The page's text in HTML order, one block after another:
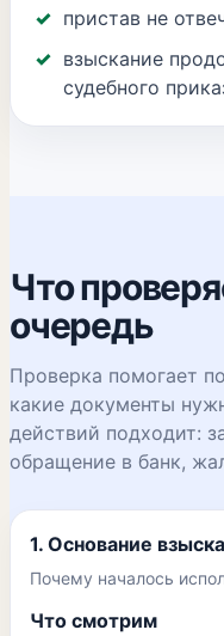
пристав не
взыскание
судебного
Что
очередь
Проверка помогает
какие документы
действий подходит:
обращение в банк,
1. Основание
Почему началось
Что смотрим